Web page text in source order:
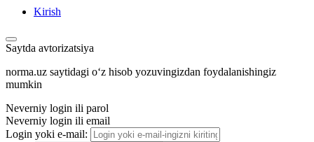
Kirish
Saytda avtorizatsiya
norma.uz saytidagi oʻz hisob yozuvingizdan foydalanishingiz
mumkin
Neverniy login ili parol
Neverniy login ili email
Login yoki e-mail: